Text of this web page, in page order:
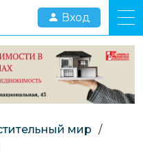
Вход
мир /